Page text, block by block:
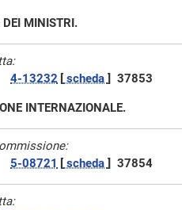
DEI MINISTRI.
4-13232 [ scheda ] 37853
INTERNAZIONALE.
5-08721 [ scheda ] 37854